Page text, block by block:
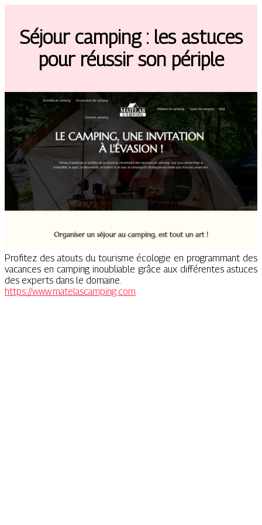
Séjour camping : les astuces
pour réussir son périple
Profitez des atouts du tourisme écologie en programmant des
vacances en camping inoubliable grâce aux différentes astuces
des experts dans le domaine.
https://www.matelascamping.com